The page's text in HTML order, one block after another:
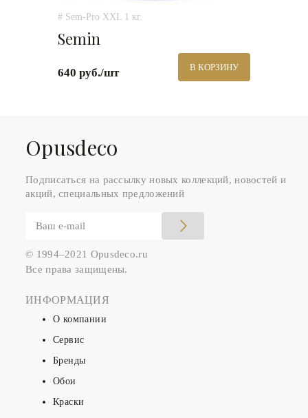
# Sem-Pro XXL 1 кг.
Semin
640 руб./шт В КОРЗИНУ
Оpusdeco
Подписаться на рассылку новых коллекций, новостей и
акций, специальных предложений
© 1994–2021 Opusdeco.ru
Все права защищены.
ИНФОРМАЦИЯ
О компании
Сервис
Бренды
Обои
Краски